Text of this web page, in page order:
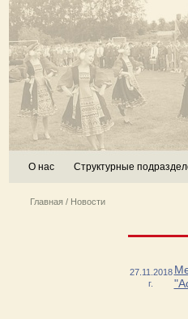
О нас Структурные
Главная / Новости
27.11.2018
г.